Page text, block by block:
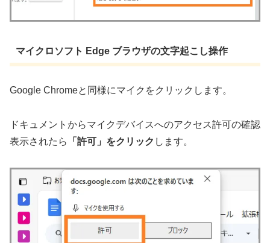
マイクロソフト Edge ブラウザの文字起こし操作
Google Chromeと同様にマイクをクリックします。
ドキュメントからマイクデバイスへのアクセス許可の確認
表示されたら
「許可」をクリック します。